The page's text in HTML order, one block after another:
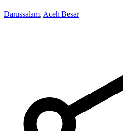
Darussalam, Aceh Besar